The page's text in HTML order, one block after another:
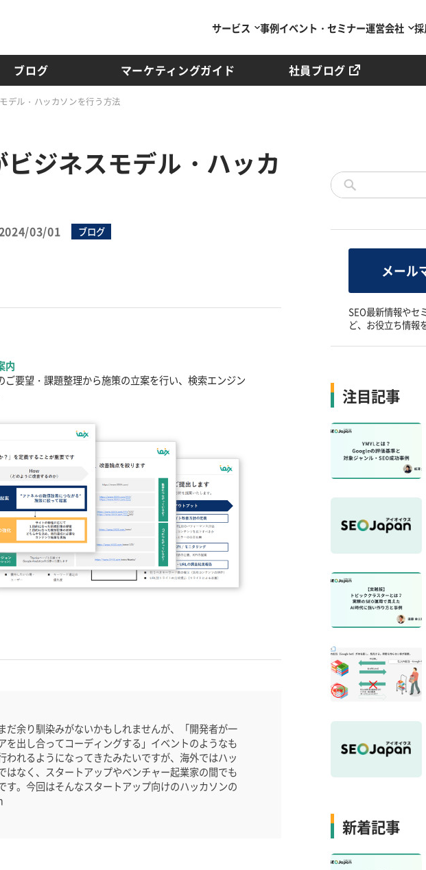
ブログ マーケティングガイド 社員ブログ
サービス 事例イベント・セミナー運営会社
デル・ハッカソンを行う方法
ジネスモデル・ハッカ
03/01 ブログ
内
要望・課題整理から施策の立案を行い、検索エンジン
だ余り馴染みがないかもしれませんが、「開発者が一
を出し合ってコーディングする」イベントのようなも
われるようになってきたみたいですが、海外ではハッ
はなく、スタートアップやベンチャー起業家の間でも
す。今回はそんなスタートアップ向けのハッカソンの
メール
SEO最新情報やセ
ど、お役立ち情報
注目記事
新着記事